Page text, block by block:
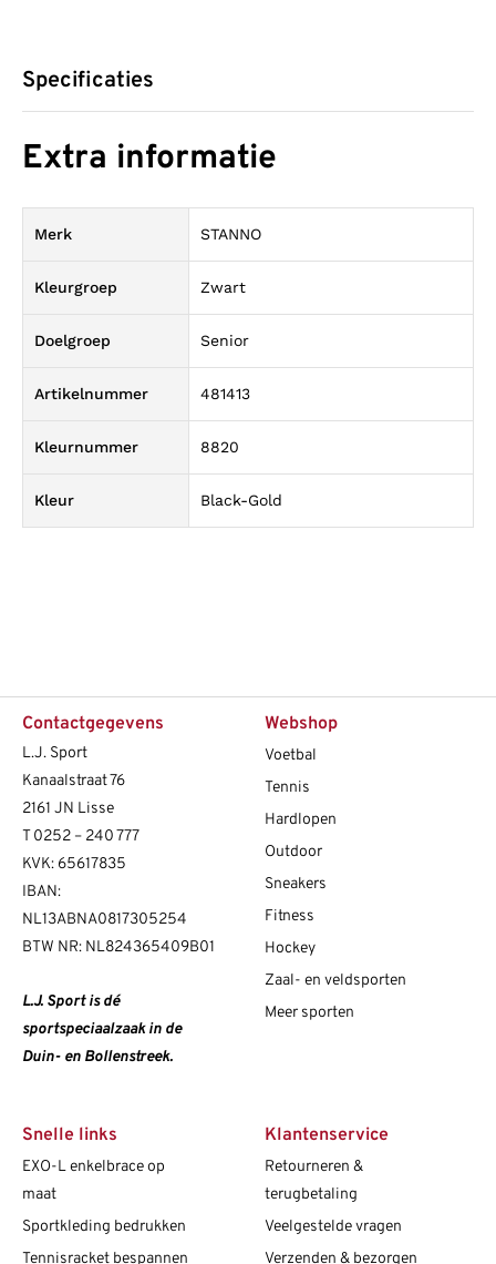
Specificaties
Extra informatie
Merk STANNO
Kleurgroep Zwart
Doelgroep Senior
Artikelnummer 481413
Kleurnummer 8820
Kleur Black-Gold
Contactgegevens
L.J. Sport
Kanaalstraat 76
2161 JN Lisse
T 0252 – 240 777
KVK: 65617835
IBAN:
NL13ABNA0817305254
BTW NR: NL824365409B01
L.J. Sport is dé
sportspeciaalzaak in de
Duin- en Bollenstreek.
Webshop
Voetbal
Tennis
Hardlopen
Outdoor
Sneakers
Fitness
Hockey
Zaal- en veldsporten
Meer sporten
Snelle links
EXO-L enkelbrace op
maat
Sportkleding bedrukken
Tennisracket bespannen
Klantenservice
Retourneren &
terugbetaling
Veelgestelde vragen
Verzenden & bezorgen